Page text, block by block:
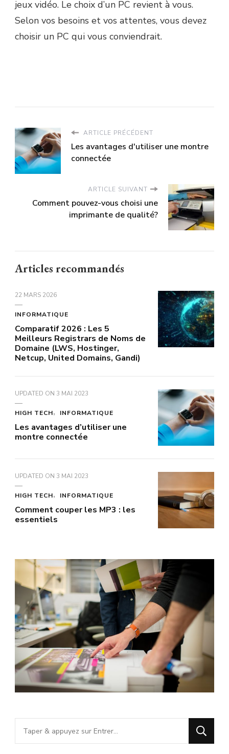
jeux vidéo. Le choix d’un PC revient à vous.
Selon vos besoins et vos attentes, vous devez
choisir un PC qui vous conviendrait.
ARTICLE PRÉCÉDENT
Les avantages d'utiliser une montre
connectée
ARTICLE SUIVANT
Comment pouvez-vous choisi une
imprimante de qualité?
Articles recommandés
22 MARS 2026
INFORMATIQUE
Comparatif 2026 : Les 5
Meilleurs Registrars de Noms de
Domaine (LWS, Hostinger,
Netcup, United Domains, Gandi)
UPDATED ON 3 MAI 2023
HIGH TECH INFORMATIQUE
Les avantages d’utiliser une
montre connectée
UPDATED ON 3 MAI 2023
HIGH TECH INFORMATIQUE
Comment couper les MP3 : les
essentiels
Vous
recherchiez